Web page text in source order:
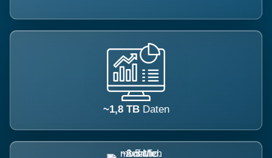
~1,8 TB Daten